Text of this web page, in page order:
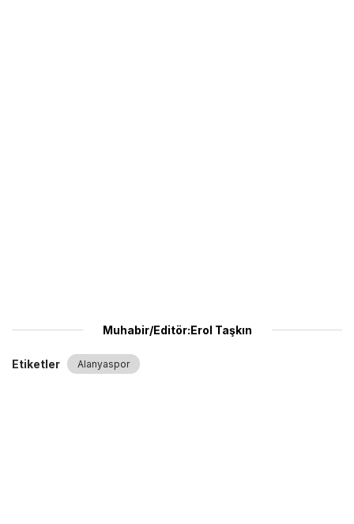
Muhabir/Editör:Erol Taşkın
Etiketler Alanyaspor